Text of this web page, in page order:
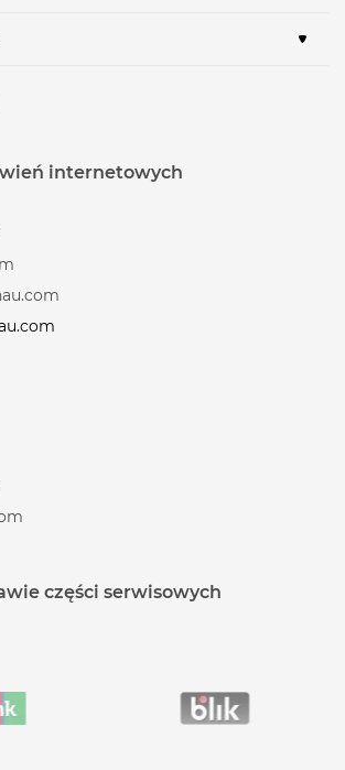
internetowych
części serwisowych